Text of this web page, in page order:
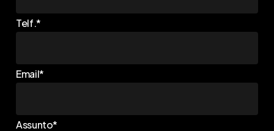
Telf.*
Email*
Assunto*